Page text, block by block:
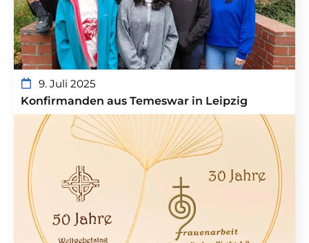
9. Juli 2025
Konfirmanden aus Temeswar in Leipzig